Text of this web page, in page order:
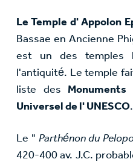
Le Temple d' Appolon
Bassae en Ancienne
est un des temples
l'antiquité. Le temple
liste des
Universel de l' UNESCO.
Le " Parthénon du
420-400 av. J.C.